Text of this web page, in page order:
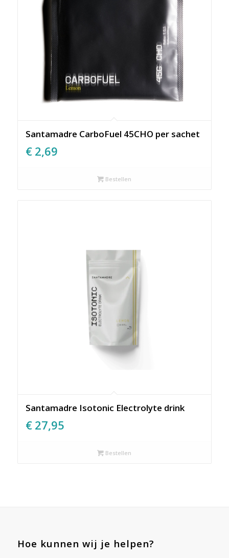
Santamadre CarboFuel 45CHO per sachet
€ 2,69
Bestellen
Santamadre Isotonic Electrolyte drink
€ 27,95
Bestellen
Hoe kunnen wij je helpen?